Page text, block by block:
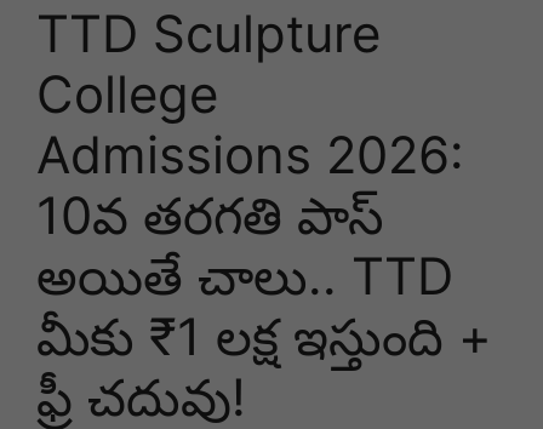
TTD Sculpture
College
Admissions 2026:
10వ తరగతి పాస్
అయితే చాలు.. TTD
మీకు ₹1 లక్ష ఇస్తుంది +
ఫ్రీ చదువు!